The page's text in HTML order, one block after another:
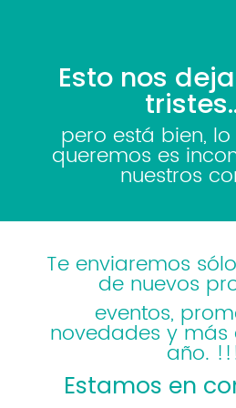
Esto nos
pero está bien,
queremos es
nuestros
Te enviaremos
de nuevos
eventos,
novedades y más
año.
Estamos en